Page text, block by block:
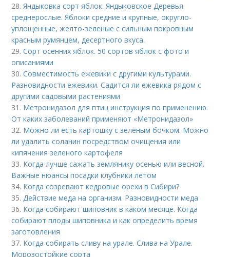
28.Яндыковка сорт яблок. Яндыковское Деревья
среднерослые. Яблоки средние и крупные, округло-
уплощенные, желто-зеленые с сильным покровным
красным румянцем, десертного вкуса.
29.Сорт осенних яблок. 50 сортов яблок с фото и
описаниями
30.Совместимость ежевики с другими культурами.
Разновидности ежевики. Садится ли ежевика рядом с
другими садовыми растениями
31. Метронидазол для птиц инструкция по применению.
От каких заболеваний применяют «Метронидазол»
32. Можно ли есть картошку с зеленым бочком. Можно
ли удалить соланин посредством очищения или
кипячения зеленого картофеля
33. Когда лучше сажать землянику осенью или весной.
Важные нюансы посадки клубники летом
34. Когда созревают кедровые орехи в Сибири?
35.Действие меда на организм. Разновидности меда
36. Когда собирают шиповник в каком месяце. Когда
собирают плоды шиповника и как определить время
заготовления
37. Когда собирать сливу на урале. Слива на Урале.
Морозостойкие сорта